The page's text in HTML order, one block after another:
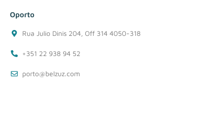
Oporto
Rua Julio Dinis 204, Off 314 4050-318
+351 22 938 94 52
porto@belzuz.com